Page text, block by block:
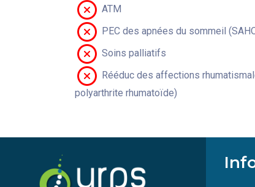
ATM
PEC des apnées du sommeil
Soins palliatifs
Rééduc des affections
polyarthrite rhumatoïde)